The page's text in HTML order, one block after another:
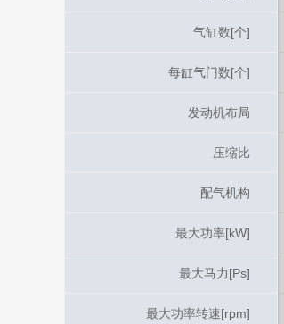
气缸数[个]
每缸气门数[个]
发动机布局
压缩比
配气机构
最大功率[kW]
最大马力[Ps]
最大功率转速[rpm]
气缸数[个]
每缸气门数[个]
发动机布局
压缩比
配气机构
最大功率[kW]
最大马力[Ps]
最大功率转速[rpm]